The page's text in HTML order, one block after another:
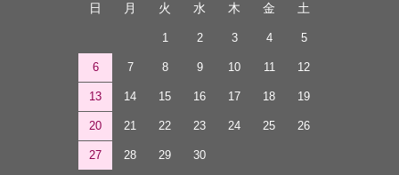
日 月 火 水 木 金 土
1 2 3 4 5
6 7 8 9 10 11 12
13 14 15 16 17 18 19
20 21 22 23 24 25 26
27 28 29 30